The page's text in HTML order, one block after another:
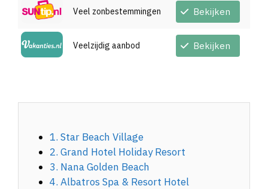
Veel zonbestemmingen Bekijken
Veelzijdig aanbod Bekijken
1. Star Beach Village
2. Grand Hotel Holiday Resort
3. Nana Golden Beach
4. Albatros Spa & Resort Hotel